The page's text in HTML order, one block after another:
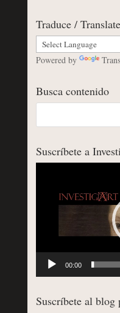
Traduce / Translate
Powered by
Busca contenido
Suscríbete a
00:00
Suscríbete al blog